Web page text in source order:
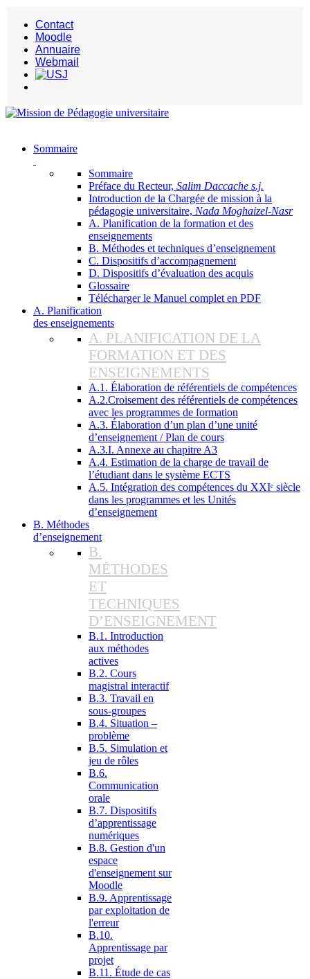
Contact
Moodle
Annuaire
Webmail
Sommaire
Sommaire
Préface du Recteur, Salim Daccache s.j.
Introduction de la Chargée de mission à la
pédagogie universitaire, Nada Moghaizel-Nasr
A. Planification de la formation et des
enseignements
B. Méthodes et techniques d’enseignement
C. Dispositifs d’accompagnement
D. Dispositifs d’évaluation des acquis
Glossaire
Télécharger le Manuel complet en PDF
A. Planification
des enseignements
A. PLANIFICATION DE LA
FORMATION ET DES
ENSEIGNEMENTS
A.1. Élaboration de référentiels de compétences
A.2.Croisement des référentiels de compétences
avec les programmes de formation
A.3. Élaboration d’un plan d’une unité
d’enseignement / Plan de cours
A.3.I. Annexe au chapitre A3
A.4. Estimation de la charge de travail de
l’étudiant dans le système ECTS
A.5. Intégration des compétences du XXIᵉ siècle
dans les programmes et les Unités
d’enseignement
B. Méthodes
d’enseignement
B.
MÉTHODES
ET
TECHNIQUES
D’ENSEIGNEMENT
B.1. Introduction
aux méthodes
actives
B.2. Cours
magistral interactif
B.3. Travail en
sous-groupes
B.4. Situation –
problème
B.5. Simulation et
jeu de rôles
B.6.
Communication
orale
B.7. Dispositifs
d’apprentissage
numériques
B.8. Gestion d'un
espace
d'enseignement sur
Moodle
B.9. Apprentissage
par exploitation de
l'erreur
B.10.
Apprentissage par
projet
B.11. Étude de cas